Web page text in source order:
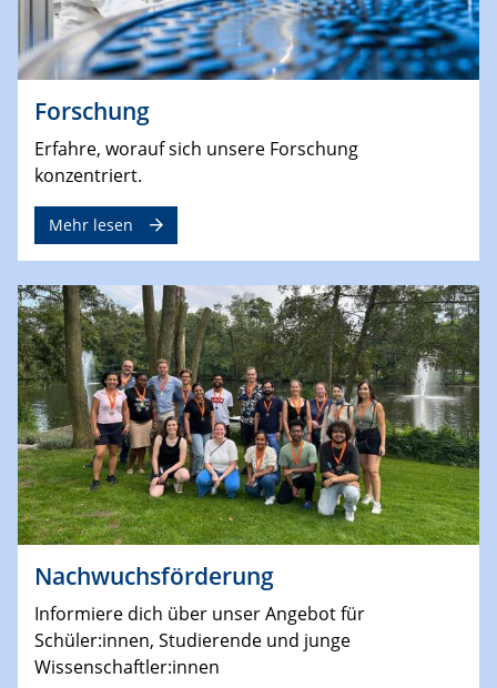
Forschung
Erfahre, worauf sich unsere Forschung
konzentriert.
Mehr lesen
Nachwuchsförderung
Informiere dich über unser Angebot für
Schüler:innen, Studierende und junge
Wissenschaftler:innen